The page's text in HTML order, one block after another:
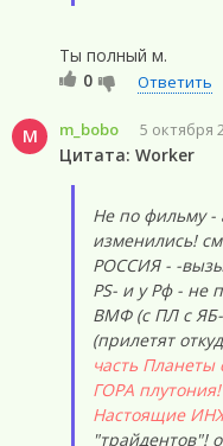
Ты полный м.
0
Ответить
M m_bobo 5 октября
Цитата: Worker
Не по фильму -
изменились!
РОССИЯ - -
PS- и у Рф - не
ВМФ (с ПЛ с
(прилетят
часть
ГОРА
Настоящие
"трайдентов"!